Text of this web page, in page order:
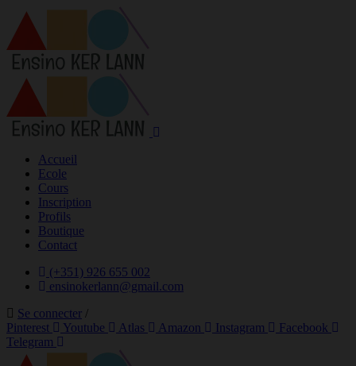
Accueil
Ecole
Cours
Inscription
Profils
Boutique
Contact
(+351) 926 655 002
ensinokerlann@gmail.com
Se connecter /
Pinterest
Youtube Atlas Amazon Instagram
Facebook
Telegram